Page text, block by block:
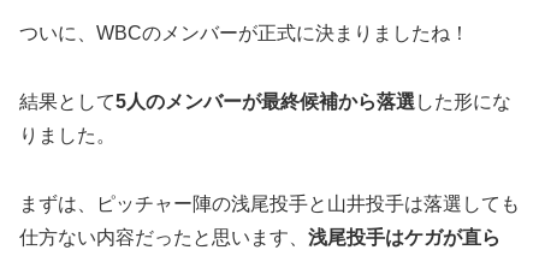
ついに、WBCのメンバーが正式に決まりましたね！
結果として5人のメンバーが最終候補から落選 した形にな
りました。
まずは、ピッチャー陣の浅尾投手と山井投手は落選しても
仕方ない内容だったと思います、 浅尾投手はケガが直ら